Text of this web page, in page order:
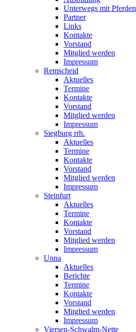
Unterwegs mit Pferden
Partner
Links
Kontakte
Vorstand
Mitglied werden
Impressum
Remscheid
Aktuelles
Termine
Kontakte
Vorstand
Mitglied werden
Impressum
Siegburg rrh.
Aktuelles
Termine
Kontakte
Vorstand
Mitglied werden
Impressum
Steinfurt
Aktuelles
Termine
Kontakte
Vorstand
Mitglied werden
Impressum
Unna
Aktuelles
Berichte
Termine
Kontakte
Vorstand
Mitglied werden
Impressum
Viersen-Schwalm-Nette